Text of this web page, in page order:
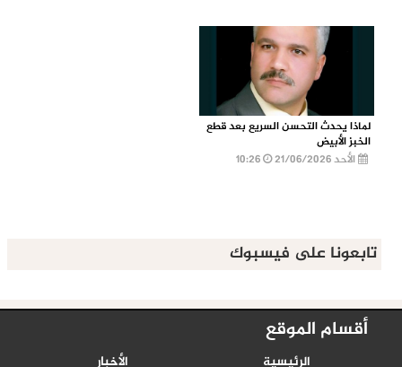
لماذا يحدث التحسن السريع بعد قطع
الخبز الأبيض
الأحد 21/06/2026
تابعونا على فيسبوك
أقسام الموقع